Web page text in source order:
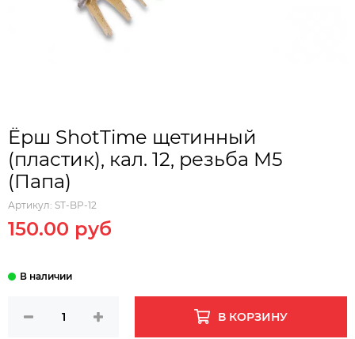
Ёрш ShotTime щетинный
(пластик), кал. 12, резьба M5
(Папа)
Артикул: ST-BP-12
150.00 руб
В КОРЗИНУ